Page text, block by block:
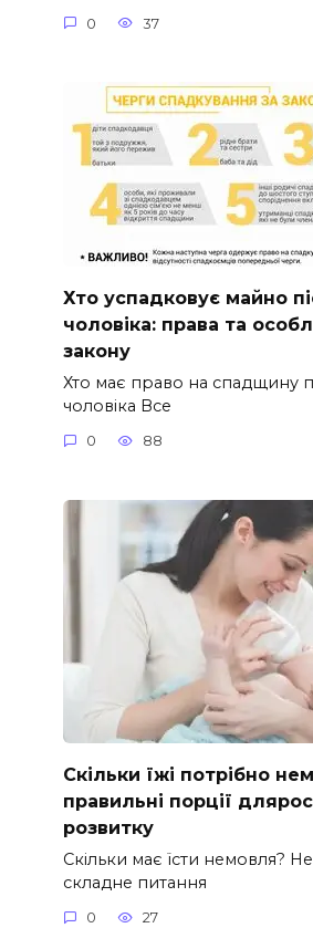
0 37
Хто успадковує майно
чоловіка: права та
закону
Хто має право на спадщину
чоловіка Все
0 88
Скільки їжі потрібно
правильні порції
розвитку
Скільки має їсти немовля?
складне питання
0 27